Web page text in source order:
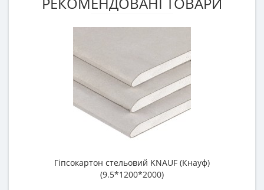
Гіпсокартон стельовий KNAUF (Кнауф)
(9.5*1200*2000)